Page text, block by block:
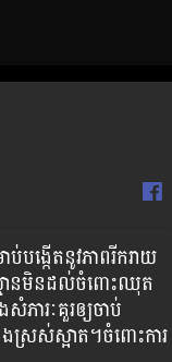
បង្កើតនូវ​ភាពរីករាយ
មាន​មិន​ដល់​​ចំពោះ​​​ឈុត​
ភារៈ​​​គួរ​​​​​ឲ្យ​​​ចាប់​​
រស់ស្អាត។ចំពោះ​​​ការ